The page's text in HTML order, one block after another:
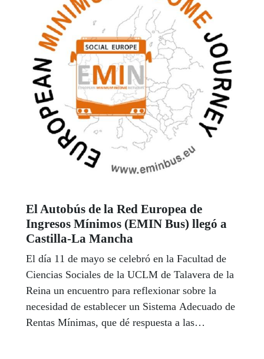
El Autobús de la Red Europea de
Ingresos Mínimos (EMIN Bus) llegó a
Castilla-La Mancha
El día 11 de mayo se celebró en la Facultad de
Ciencias Sociales de la UCLM de Talavera de la
Reina un encuentro para reflexionar sobre la
necesidad de establecer un Sistema Adecuado de
Rentas Mínimas, que dé respuesta a las